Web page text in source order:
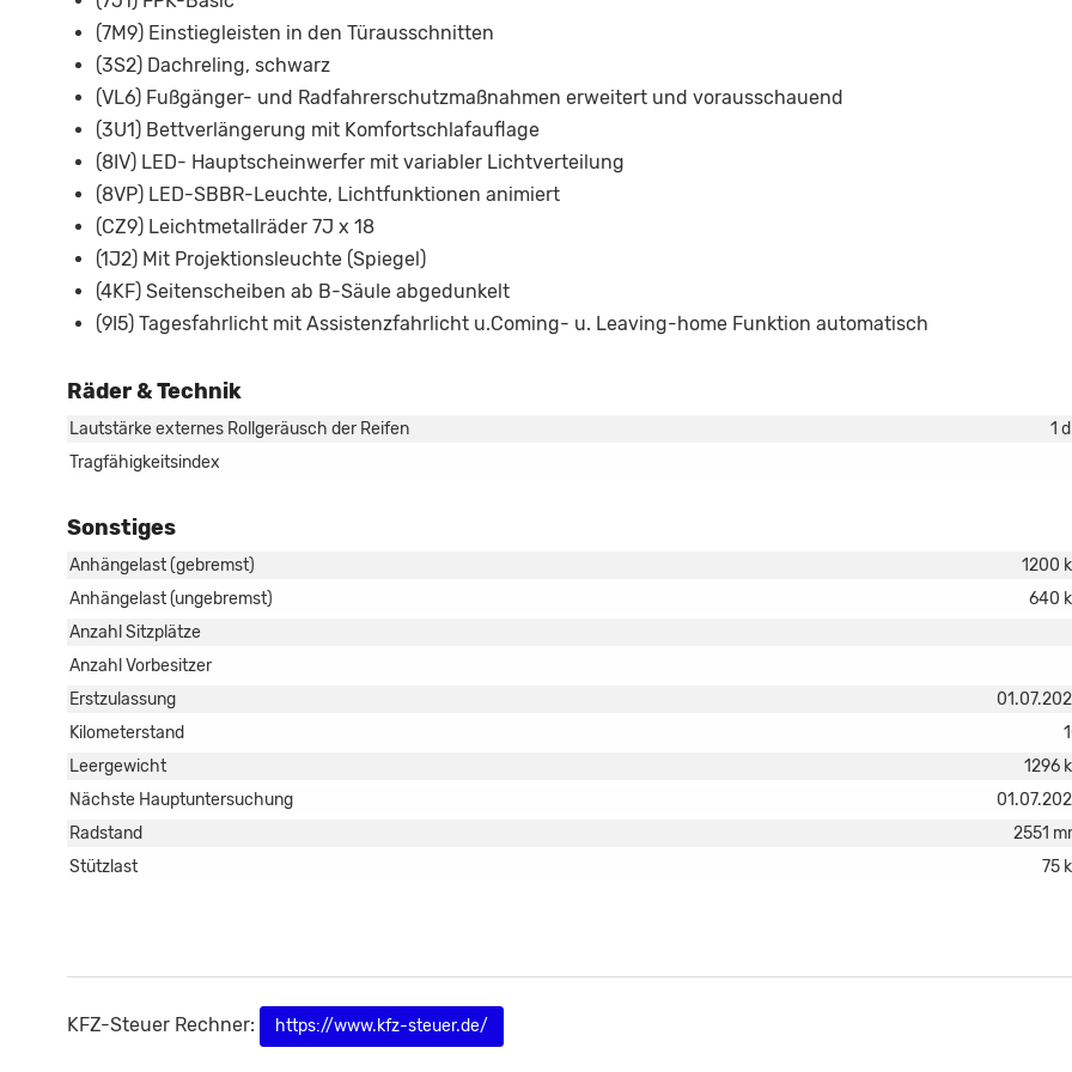
(7M9) Einstiegleisten in den Türausschnitten
(3S2) Dachreling, schwarz
(VL6) Fußgänger- und Radfahrerschutzmaßnahmen erweitert und vorausschauend
(3U1) Bettverlängerung mit Komfortschlafauflage
(8IV) LED- Hauptscheinwerfer mit variabler Lichtverteilung
(8VP) LED-SBBR-Leuchte, Lichtfunktionen animiert
(CZ9) Leichtmetallräder 7J x 18
(1J2) Mit Projektionsleuchte (Spiegel)
(4KF) Seitenscheiben ab B-Säule abgedunkelt
(9I5) Tagesfahrlicht mit Assistenzfahrlicht u.Coming- u. Leaving-home Funktion automatisch
Räder & Technik
Lautstärke externes Rollgeräusch der Reifen
1
Tragfähigkeitsindex
Sonstiges
Anhängelast (gebremst)
1200
Anhängelast (ungebremst)
640
Anzahl Sitzplätze
Anzahl Vorbesitzer
Erstzulassung
Kilometerstand
Leergewicht
1296
Nächste Hauptuntersuchung
Radstand
2551
Stützlast
75
KFZ-Steuer Rechner: https://www.kfz-steuer.de/